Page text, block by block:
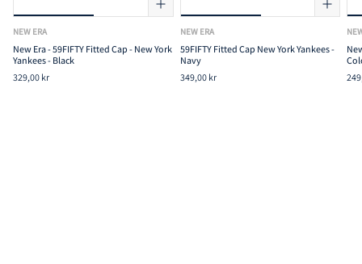
NEW ERA
New Era - 59FIFTY Fitted Cap - New York
Yankees - Black
329,00 kr
NEW ERA
59FIFTY Fitted Cap New York Yankees -
Navy
349,00 kr